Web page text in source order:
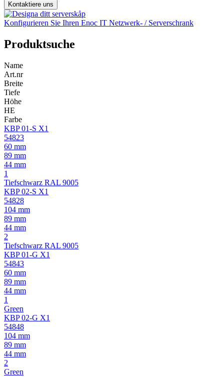
Kontaktiere uns
Konfigurieren Sie Ihren Enoc IT Netzwerk- / Serverschrank
Produktsuche
Name
Art.nr
Breite
Tiefe
Höhe
HE
Farbe
KBP 01-S X1
54823
60 mm
89 mm
44 mm
1
Tiefschwarz RAL 9005
KBP 02-S X1
54828
104 mm
89 mm
44 mm
2
Tiefschwarz RAL 9005
KBP 01-G X1
54843
60 mm
89 mm
44 mm
1
Green
KBP 02-G X1
54848
104 mm
89 mm
44 mm
2
Green